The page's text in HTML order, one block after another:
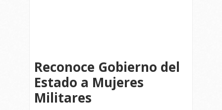
Reconoce Gobierno del
Estado a Mujeres
Militares